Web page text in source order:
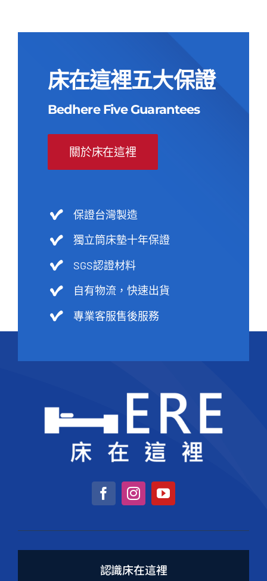
床在這裡五大保證
Bedhere Five Guarantees
關於床在這裡
保證台灣製造
獨立筒床墊十年保證
SGS認證材料
自有物流，快速出貨
專業客服售後服務
認識床在這裡